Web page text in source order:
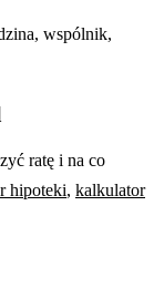
wspólnik,
ratę i na co
hipoteki, kalkulator